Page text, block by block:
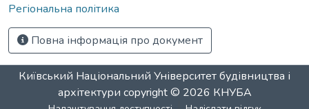
Регіональна політика
Повна інформація про документ
Київський Національний Університет будівництва і
архітектури copyright © 2026 КНУБА